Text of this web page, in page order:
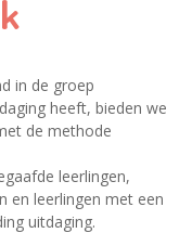
in de groep
heeft, bieden we
de methode
leerlingen,
en leerlingen met een
uitdaging.